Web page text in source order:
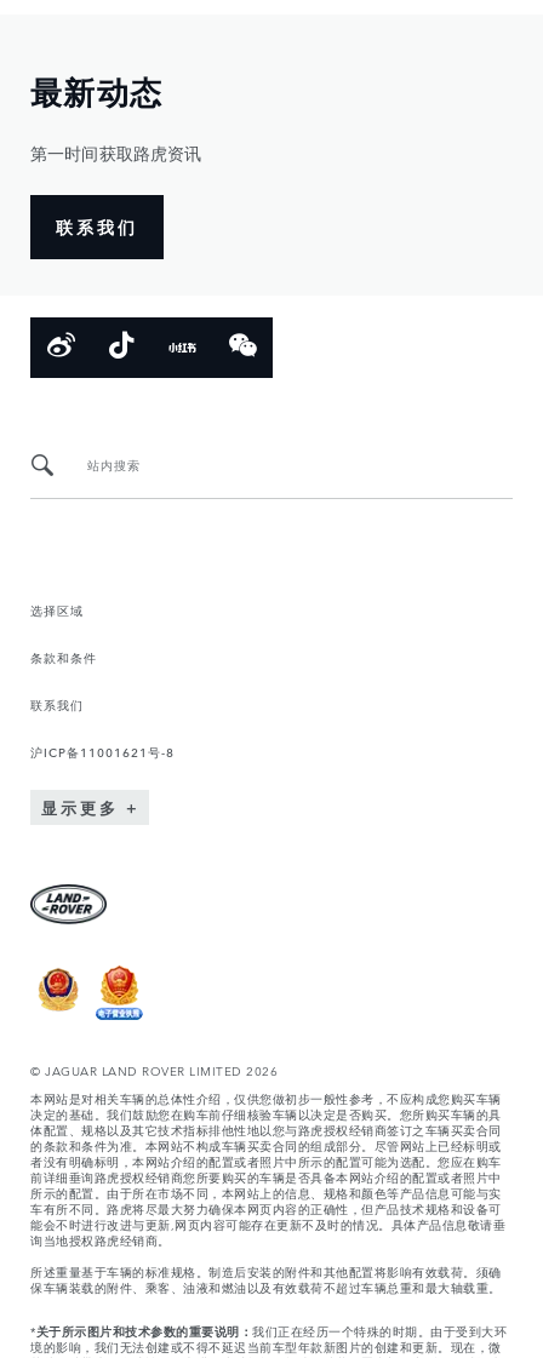
最新动态
第一时间获取路虎资讯
联系我们
站内搜索
选择区域
条款和条件
联系我们
沪ICP备11001621号-8
显示更多
© JAGUAR LAND ROVER LIMITED 2026
本网站是对相关车辆的总体性介绍，仅供您做初步一般性参考，不应构成您购买车辆
决定的基础。我们鼓励您在购车前仔细核验车辆以决定是否购买。您所购买车辆的具
体配置、规格以及其它技术指标排他性地以您与路虎授权经销商签订之车辆买卖合同
的条款和条件为准。本网站不构成车辆买卖合同的组成部分。尽管网站上已经标明或
者没有明确标明，本网站介绍的配置或者照片中所示的配置可能为选配。您应在购车
前详细垂询路虎授权经销商您所要购买的车辆是否具备本网站介绍的配置或者照片中
所示的配置。由于所在市场不同，本网站上的信息、规格和颜色等产品信息可能与实
车有所不同。路虎将尽最大努力确保本网页内容的正确性，但产品技术规格和设备可
能会不时进行改进与更新,网页内容可能存在更新不及时的情况。具体产品信息敬请垂
询当地授权路虎经销商。
所述重量基于车辆的标准规格。制造后安装的附件和其他配置将影响有效载荷。须确
保车辆装载的附件、乘客、油液和燃油以及有效载荷不超过车辆总重和最大轴载重。
*关于所示图片和技术参数的重要说明： 我们正在经历一个特殊的时期。由于受到大环
境的影响，我们无法创建或不得不延迟当前车型年款新图片的创建和更新。现在，微